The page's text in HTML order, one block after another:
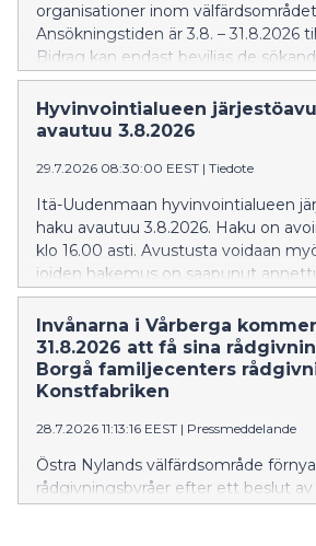
organisationer inom
Ansökningstiden är 3.8. – 31.8.2026
Bidrag kan endast beviljas de
kommit in inom utsatt tid.
Hyvinvointialueen
avautuu 3.8.2026
29.7.2026 08:30:00 EEST | Tiedote
Itä-Uudenmaan hyvinvointialueen
haku avautuu 3.8.2026. Haku on
klo 16.00 asti. Avustusta voidaan
joiden hakemus on saapunut
mennessä.
Invånarna i Vårberga
31.8.2026 att få sina
Borgå familjecenters
Konstfabriken
28.7.2026 11:13:16 EEST | Pressmeddelande
Östra Nylands välfärdsområde
rådgivningsbyråer efter ett beslut av
välfärdsområdesfullmäktige.